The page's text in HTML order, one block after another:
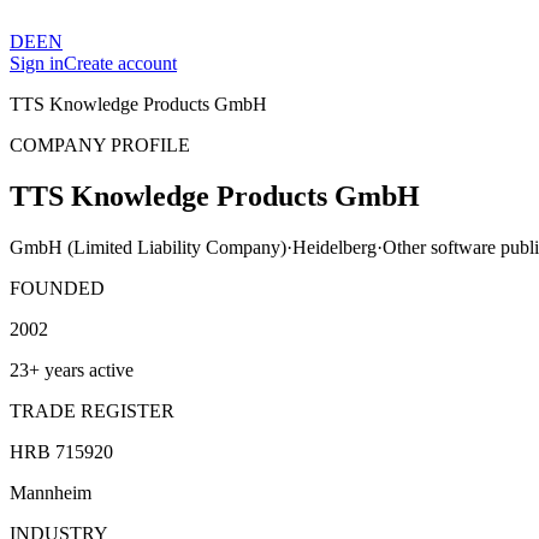
DEEN
Sign inCreate account
TTS Knowledge Products GmbH
COMPANY PROFILE
TTS Knowledge Products GmbH
GmbH (Limited Liability Company)·Heidelberg·Other software
FOUNDED
2002
23+ years active
TRADE REGISTER
HRB 715920
Mannheim
INDUSTRY